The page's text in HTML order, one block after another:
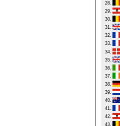
28.
29.
30.
31.
32.
33.
34.
35.
36.
37.
38.
39.
40.
41.
42.
43.